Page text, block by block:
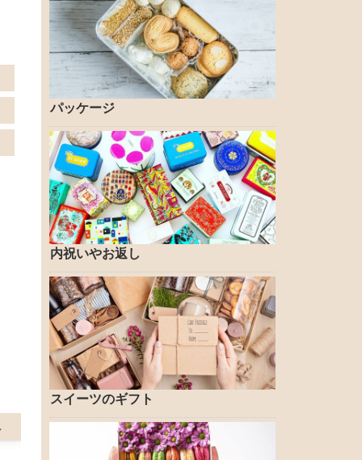
パッケージ
内祝いやお返し
スイーツのギフト